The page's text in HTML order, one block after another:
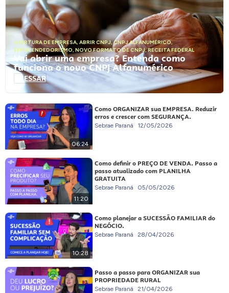
ABERTURA DE EMPRESA, ABRIR CNPJ,CNPJ ALFANUMÉRICO,
EMPREENDEDORISMO, NOVO FORMATO DE CNPJ,RECEITA FEDERAL
Vai abrir uma empresa? Entenda como
funciona o novo CNPJ Alfanumérico
ACESSAR
06:24
Como ORGANIZAR sua EMPRESA. Reduzir
erros e crescer com SEGURANÇA.
Sebrae Paraná 12/05/2026
11:20
Como definir o PREÇO DE VENDA. Passo a
passo atualizado com PLANILHA
GRATUITA
Sebrae Paraná 05/05/2026
10:28
Como planejar a SUCESSÃO FAMILIAR do
NEGÓCIO.
Sebrae Paraná 28/04/2026
Passo a passo para ORGANIZAR sua
PROPRIEDADE RURAL
Sebrae Paraná 21/04/2026